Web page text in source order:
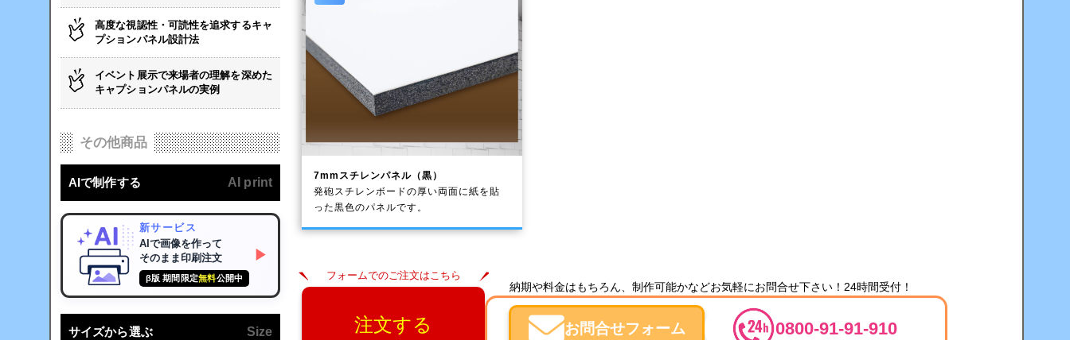
7mmスチレンパネル（黒）
発砲スチレンボードの厚い両面に紙を貼
った黒色のパネルです。
フォームでのご注文はこちら
注文する
納期や料金はもちろん、制作可能かなどお気軽にお問合せ下さい！24時間受付！
お問合せフォーム 0800-91-91-910
高度な視認性・可読性を追求するキャ
プションパネル設計法
イベント展示で来場者の理解を深めた
キャプションパネルの実例
その他商品
AIで制作する AI print
新サービス
AIで画像を作って
そのまま印刷注文
β版 期間限定無料公開中
▶
サイズから選ぶ Size